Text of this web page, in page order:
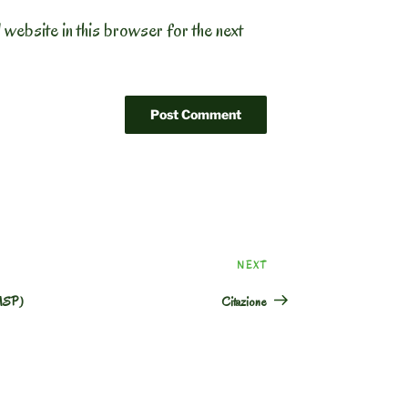
website in this browser for the next
Next
Post
NEXT
Citazione